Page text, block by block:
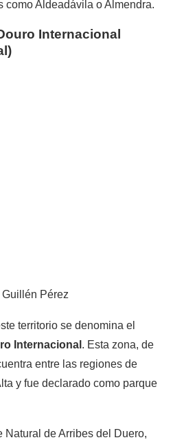
como Aldeadávila o Almendra.
Internacional
Guillén Pérez
territorio se denomina el
Internacional . Esta zona, de
entre las regiones de
y fue declarado como parque
de Arribes del Duero,